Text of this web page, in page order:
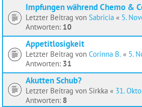
Impfungen während Chemo &
Letzter Beitrag von Sabricia « 5.
Antworten: 10
Appetitlosigkeit
Letzter Beitrag von Corinna B. « 5.
Antworten: 31
Akutten Schub?
Letzter Beitrag von Sirkka « 31.
Antworten: 8